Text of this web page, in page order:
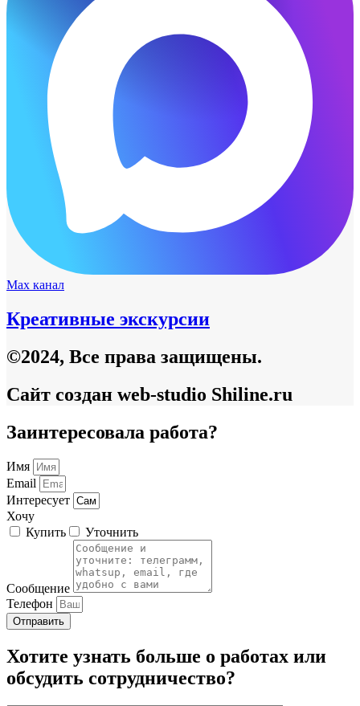
Max канал
Креативные экскурсии
©2024, Все права защищены.
Сайт создан web-studio Shiline.ru
Заинтересовала работа?
Имя
Email
Интересует
Хочу
Купить
Уточнить
Сообщение
Телефон
Отправить
Хотите узнать больше о работах или
обсудить сотрудничество?